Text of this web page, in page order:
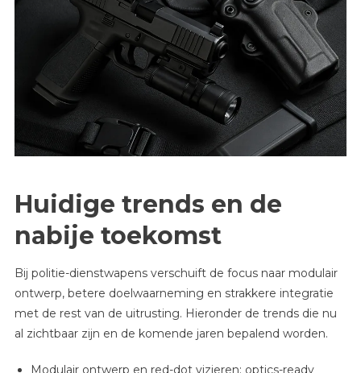
Huidige trends en de
nabije toekomst
Bij politie-dienstwapens verschuift de focus naar modulair
ontwerp, betere doelwaarneming en strakkere integratie
met de rest van de uitrusting. Hieronder de trends die nu
al zichtbaar zijn en de komende jaren bepalend worden.
Modulair ontwerp en red-dot vizieren: optics-ready